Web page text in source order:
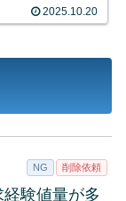
2025.10.20
NG 削除依頼
験値量が多